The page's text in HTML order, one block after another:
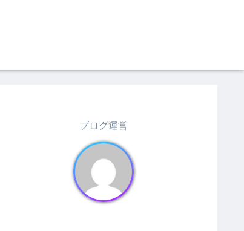
ブログ運営